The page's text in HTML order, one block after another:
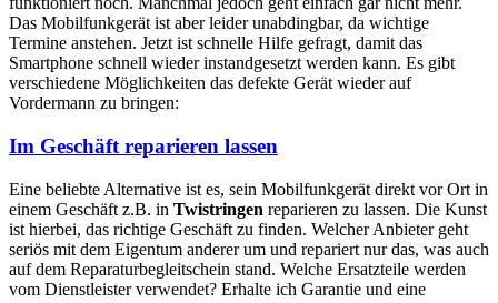
Das Mobilfunkgerät ist aber leider unabdingbar, da wichtige
Termine anstehen. Jetzt ist schnelle Hilfe gefragt, damit das
Smartphone schnell wieder instandgesetzt werden kann. Es gibt
verschiedene Möglichkeiten das defekte Gerät wieder auf
Vordermann zu bringen:
Im Geschäft reparieren lassen
Eine beliebte Alternative ist es, sein Mobilfunkgerät direkt vor Ort in
einem Geschäft z.B. in Twistringen reparieren zu lassen. Die Kunst
ist hierbei, das richtige Geschäft zu finden. Welcher Anbieter geht
seriös mit dem Eigentum anderer um und repariert nur das, was auch
auf dem Reparaturbegleitschein stand. Welche Ersatzteile werden
vom Dienstleister verwendet? Erhalte ich Garantie und eine